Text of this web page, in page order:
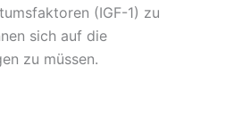
(IGF-1) zu
sich auf die
zu müssen.